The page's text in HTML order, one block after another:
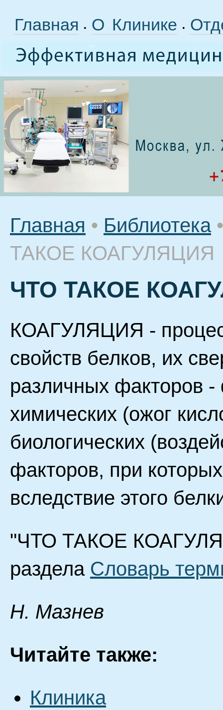
Главная • О Клинике •
Главная • Библиотека •
ТАКОЕ КОАГУЛЯЦИЯ
ЧТО ТАКОЕ
КОАГУЛЯЦИЯ -
свойств белков, их
различных факторов -
химических (ожог
биологических
факторов, при
вследствие этого
"ЧТО ТАКОЕ
раздела Словарь
Н. Мазнев
Читайте также:
Клиника